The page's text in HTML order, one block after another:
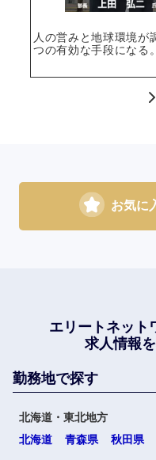
人の営みと地球環境が
つの有効な手段になる。
お気に
エリートネット
求人情報
勤務地で探す
北海道・東北地方
北海道
青森県 秋田県